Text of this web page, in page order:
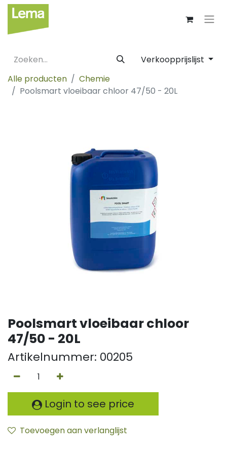
Verkoopprijslijst
Alle producten
Chemie
Poolsmart vloeibaar chloor 47/50 - 20L
Poolsmart vloeibaar chloor
47/50 - 20L
Artikelnummer: 00205
Login to see price
Toevoegen aan verlanglijst